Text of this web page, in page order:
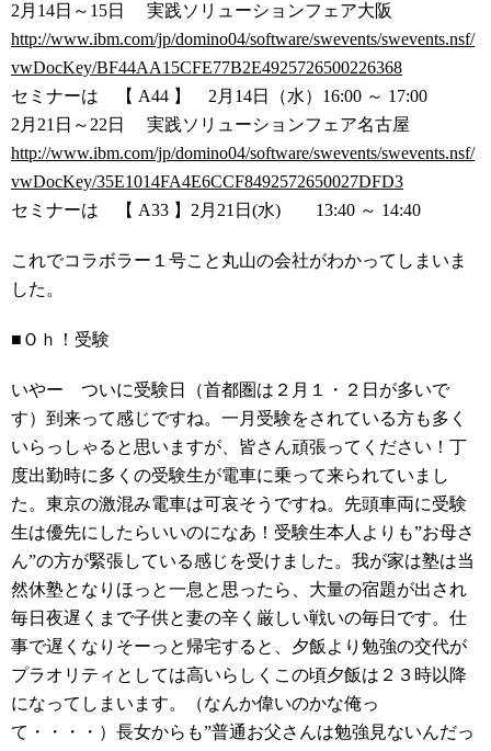
2月14日～15日 実践ソリューションフェア大阪
http://www.ibm.com/jp/domino04/software/swevents/swevents.nsf/
vwDocKey/BF44AA15CFE77B2E4925726500226368
セミナーは 【 A44 】 2月14日（水）16:00 ～ 17:00
2月21日～22日 実践ソリューションフェア名古屋
http://www.ibm.com/jp/domino04/software/swevents/swevents.nsf/
vwDocKey/35E1014FA4E6CCF8492572650027DFD3
セミナーは 【 A33 】2月21日(水) 13:40 ～ 14:40
これでコラボラー１号こと丸山の会社がわかってしまいま
した。
■Ｏｈ！受験
いやー ついに受験日（首都圏は２月１・２日が多いで
す）到来って感じですね。一月受験をされている方も多く
いらっしゃると思いますが、皆さん頑張ってください！丁
度出勤時に多くの受験生が電車に乗って来られていまし
た。東京の激混み電車は可哀そうですね。先頭車両に受験
生は優先にしたらいいのになあ！受験生本人よりも”お母さ
ん”の方が緊張している感じを受けました。我が家は塾は当
然休塾となりほっと一息と思ったら、大量の宿題が出され
毎日夜遅くまで子供と妻の辛く厳しい戦いの毎日です。仕
事で遅くなりそーっと帰宅すると、夕飯より勉強の交代が
プラオリティとしては高いらしくこの頃夕飯は２３時以降
になってしまいます。（なんか偉いのかな俺っ
て・・・・）長女からも”普通お父さんは勉強見ないんだっ